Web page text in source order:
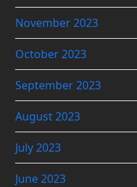
November 2023
October 2023
September 2023
August 2023
July 2023
June 2023